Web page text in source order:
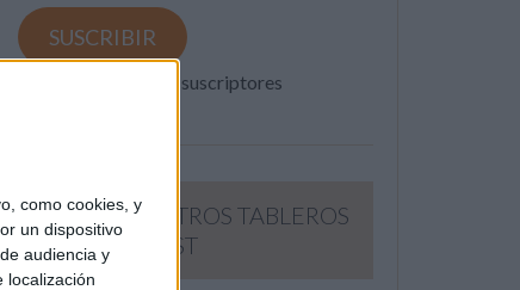
como cookies, y
un dispositivo
audiencia y
localización
email
SUSCRIBIR
Únete a otros 371K suscriptores
SIGUE NUESTROS TABLEROS
EN PINTEREST